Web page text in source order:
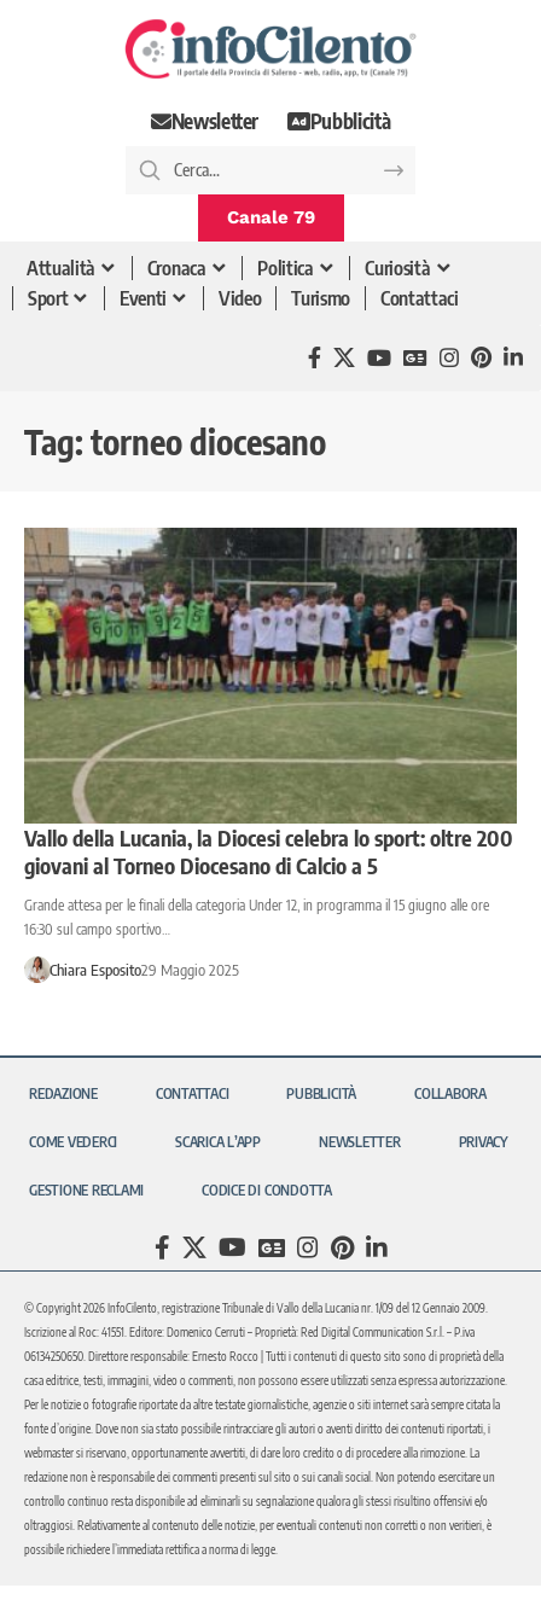
Newsletter Pubblicità
Canale 79
Attualità Cronaca Politica
Curiosità
Sport
Eventi Video Turismo Contattaci
Tag: torneo diocesano
Vallo della Lucania, la Diocesi celebra lo sport: oltre 200
giovani al Torneo Diocesano di Calcio a 5
Grande attesa per le finali della categoria Under 12, in programma il 15 giugno alle ore
16:30 sul campo sportivo…
Chiara Esposito29 Maggio 2025
REDAZIONE CONTATTACI PUBBLICITÀ COLLABORA
COME VEDERCI SCARICA L’APP NEWSLETTER PRIVACY
GESTIONE RECLAMI CODICE DI CONDOTTA
© Copyright 2026 InfoCilento, registrazione Tribunale di Vallo della Lucania nr. 1/09 del 12 Gennaio 2009.
Iscrizione al Roc: 41551. Editore: Domenico Cerruti – Proprietà: Red Digital Communication S.r.l. – P.iva
06134250650. Direttore responsabile: Ernesto Rocco | Tutti i contenuti di questo sito sono di proprietà della
casa editrice, testi, immagini, video o commenti, non possono essere utilizzati senza espressa autorizzazione.
Per le notizie o fotografie riportate da altre testate giornalistiche, agenzie o siti internet sarà sempre citata la
fonte d’origine. Dove non sia stato possibile rintracciare gli autori o aventi diritto dei contenuti riportati, i
webmaster si riservano, opportunamente avvertiti, di dare loro credito o di procedere alla rimozione. La
redazione non è responsabile dei commenti presenti sul sito o sui canali social. Non potendo esercitare un
controllo continuo resta disponibile ad eliminarli su segnalazione qualora gli stessi risultino offensivi e/o
oltraggiosi. Relativamente al contenuto delle notizie, per eventuali contenuti non corretti o non veritieri, è
possibile richiedere l’immediata rettifica a norma di legge.